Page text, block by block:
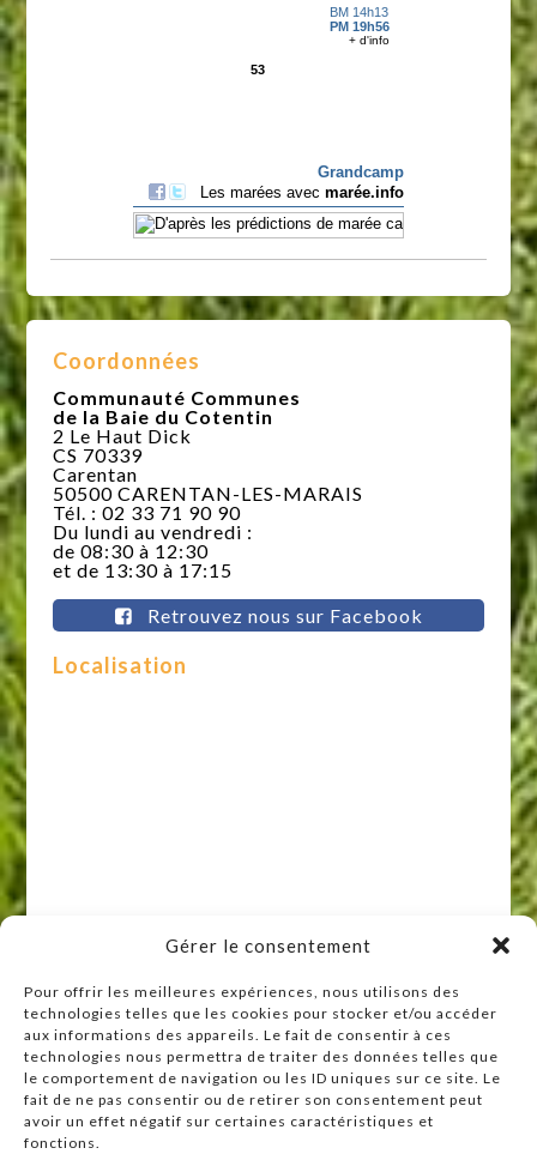
Gérer le consentement
Pour offrir les meilleures expériences, nous utilisons des
technologies telles que les cookies pour stocker et/ou accéder
aux informations des appareils. Le fait de consentir à ces
technologies nous permettra de traiter des données telles que
le comportement de navigation ou les ID uniques sur ce site. Le
fait de ne pas consentir ou de retirer son consentement peut
avoir un effet négatif sur certaines caractéristiques et
fonctions.
Coordonnées
Communauté Communes
de la Baie du Cotentin
2 Le Haut Dick
CS 70339
Carentan
50500 CARENTAN-LES-MARAIS
Tél. : 02 33 71 90 90
Du lundi au vendredi :
de 08:30 à 12:30
et de 13:30 à 17:15
Retrouvez nous sur Facebook
Localisation
Raccourcis
Accueil
Actualités
Agenda